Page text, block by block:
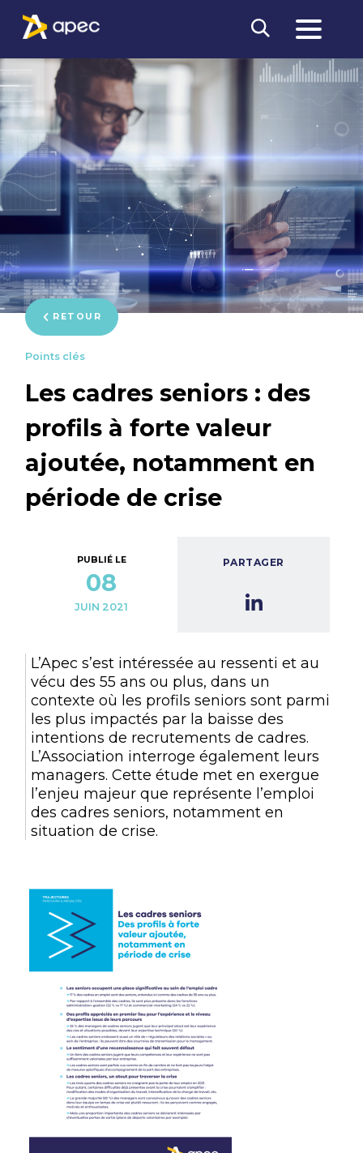
RETOUR
Points clés
Les cadres seniors : des
profils à forte valeur
ajoutée, notamment en
période de crise
PUBLIÉ LE
08
JUIN 2021
PARTAGER
L’Apec s’est intéressée au ressenti et au
vécu des 55 ans ou plus, dans un
contexte où les profils seniors sont parmi
les plus impactés par la baisse des
intentions de recrutements de cadres.
L’Association interroge également leurs
managers. Cette étude met en exergue
l’enjeu majeur que représente l’emploi
des cadres seniors, notamment en
situation de crise.